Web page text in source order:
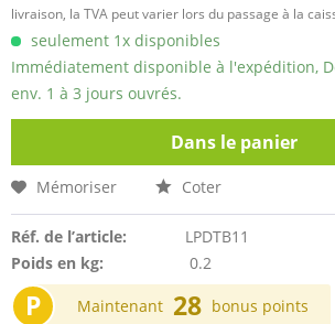
livraison, la TVA peut varier lors du passage à la
seulement 1x disponibles
Immédiatement disponible à l'expédition,
env. 1 à 3 jours ouvrés.
Dans le panier
Mémoriser Coter
Réf. de l’article:
LPDTB11
Poids en kg:
0.2
P Maintenant 28 bonus points